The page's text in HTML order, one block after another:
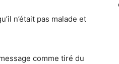
n’était pas malade et
comme tiré du